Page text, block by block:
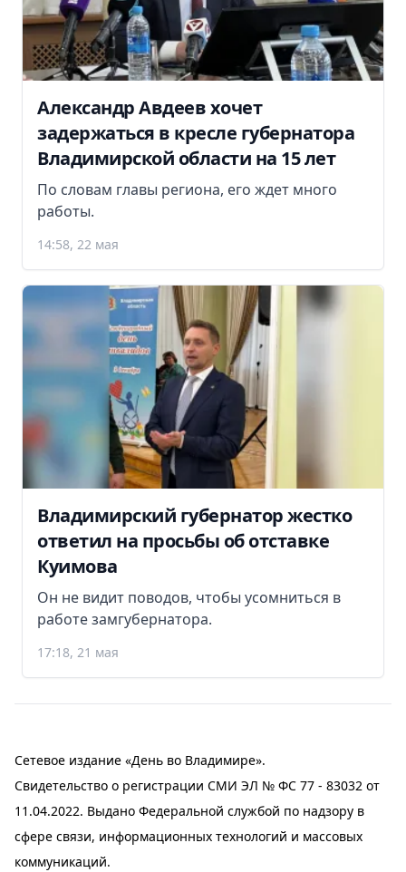
Александр Авдеев хочет
задержаться в кресле губернатора
Владимирской области на 15 лет
По словам главы региона, его ждет много
работы.
14:58, 22 мая
Владимирский губернатор жестко
ответил на просьбы об отставке
Куимова
Он не видит поводов, чтобы усомниться в
работе замгубернатора.
17:18, 21 мая
Сетевое издание «День во Владимире».
Свидетельство о регистрации СМИ ЭЛ № ФС 77 - 83032 от
11.04.2022. Выдано Федеральной службой по надзору в
сфере связи, информационных технологий и массовых
коммуникаций.